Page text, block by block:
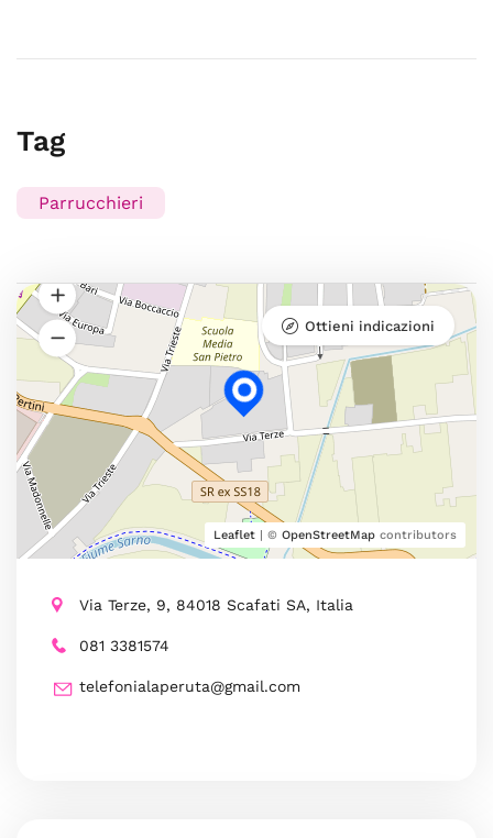
Tag
Parrucchieri
Leaflet | © OpenStreetMap contributors
Ottieni indicazioni
Via Terze, 9, 84018 Scafati SA, Italia
081 3381574
telefonialaperuta@gmail.com